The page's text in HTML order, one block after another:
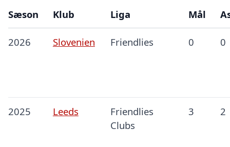
Sæson Klub Liga Mål
2026 Slovenien Friendlies 0 0
2025 Leeds
Friendlies
Clubs
3 2